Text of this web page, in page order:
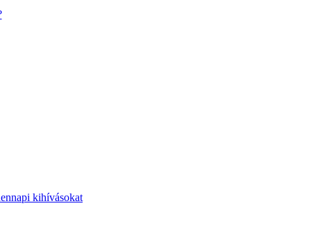
kihívásokat